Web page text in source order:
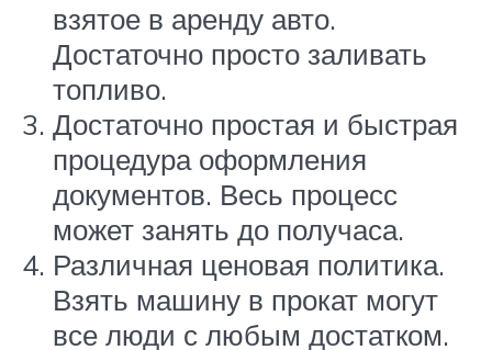
взятое в аренду авто.
Достаточно просто заливать
топливо.
Достаточно простая и быстрая
процедура оформления
документов. Весь процесс
может занять до получаса.
Различная ценовая политика.
Взять машину в прокат могут
все люди с любым достатком.